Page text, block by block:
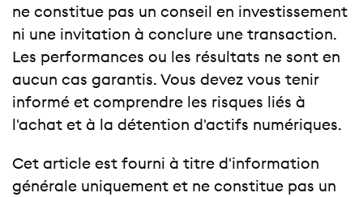
ne constitue pas un conseil en investissement
ni une invitation à conclure une transaction.
Les performances ou les résultats ne sont en
aucun cas garantis. Vous devez vous tenir
informé et comprendre les risques liés à
l'achat et à la détention d'actifs numériques.
Cet article est fourni à titre d'information
générale uniquement et ne constitue pas un